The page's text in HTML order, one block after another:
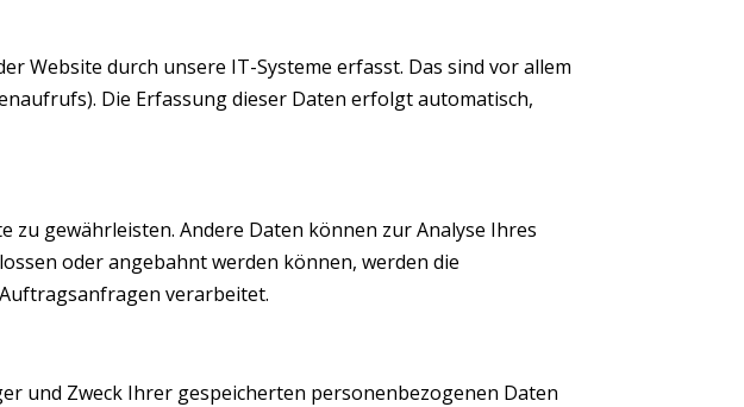
Website durch unsere IT-Systeme erfasst. Das sind vor allem
Die Erfassung dieser Daten erfolgt automatisch,
gewährleisten. Andere Daten können zur Analyse Ihres
oder angebahnt werden können, werden die
verarbeitet.
und Zweck Ihrer gespeicherten personenbezogenen Daten